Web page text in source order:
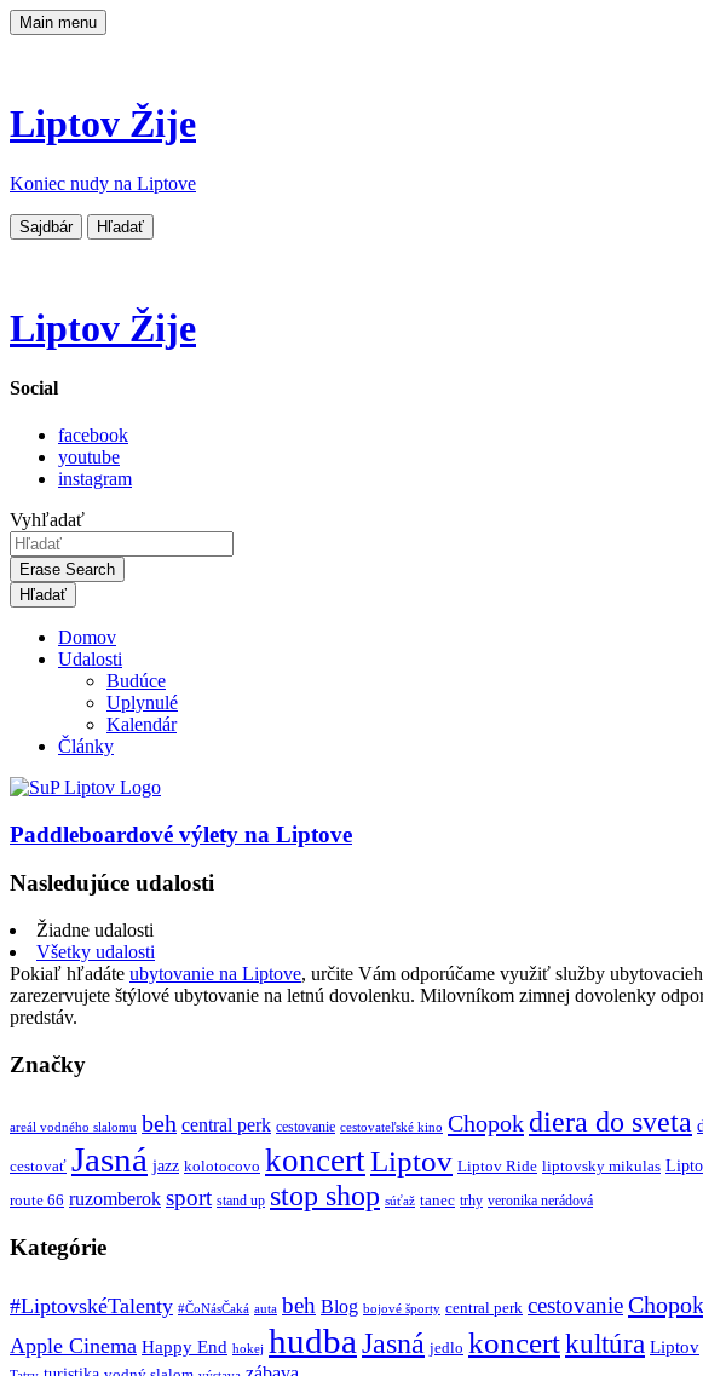
Main menu
Liptov Žije
Koniec nudy na Liptove
Sajdbár Hľadať
Liptov Žije
Social
facebook
youtube
instagram
Vyhľadať
Erase Search
Domov
Udalosti
Budúce
Uplynulé
Kalendár
Články
Paddleboardové výlety na Liptove
Nasledujúce udalosti
Žiadne udalosti
Všetky udalosti
Pokiaľ hľadáte ubytovanie na Liptove, určite Vám odporúčame využiť služby
zarezervujete štýlové ubytovanie na letnú dovolenku. Milovníkom zimnej dovolenky
predstáv.
Značky
areál vodného slalomu beh central perk cestovanie cestovateľské kino Chopokdiera do sveta
cestovať Jasná jazz kolotocovo koncertLiptov Liptov Ride liptovsky mikulas
route 66 ruzomberok sport stand up stop shop súťaž tanec trhy veronika nerádová
Kategórie
#LiptovskéTalenty #ČoNásČaká auta beh Blog bojové športy central perk cestovanieChopok
Apple Cinema Happy End hokej hudba Jasná jedlo koncertkultúra Liptov